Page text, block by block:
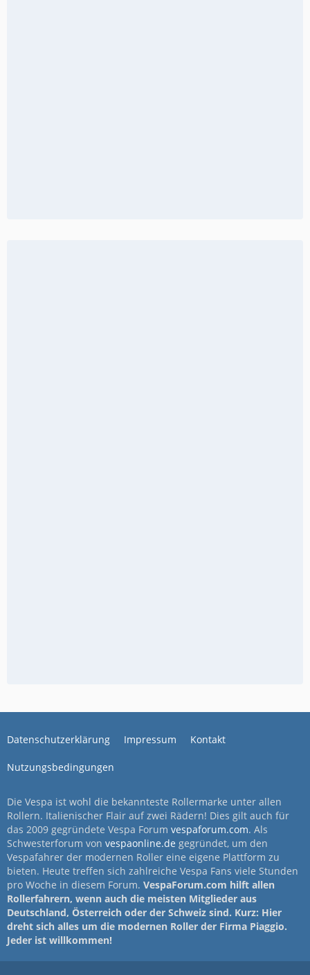
Datenschutzerklärung Impressum Kontakt
Nutzungsbedingungen
Die Vespa ist wohl die bekannteste Rollermarke unter allen
Rollern. Italienischer Flair auf zwei Rädern! Dies gilt auch für
das 2009 gegründete Vespa Forum vespaforum.com. Als
Schwesterforum von vespaonline.de gegründet, um den
Vespafahrer der modernen Roller eine eigene Plattform zu
bieten. Heute treffen sich zahlreiche Vespa Fans viele Stunden
pro Woche in diesem Forum. VespaForum.com hilft allen
Rollerfahrern, wenn auch die meisten Mitglieder aus
Deutschland, Österreich oder der Schweiz sind. Kurz: Hier
dreht sich alles um die modernen Roller der Firma Piaggio.
Jeder ist willkommen!